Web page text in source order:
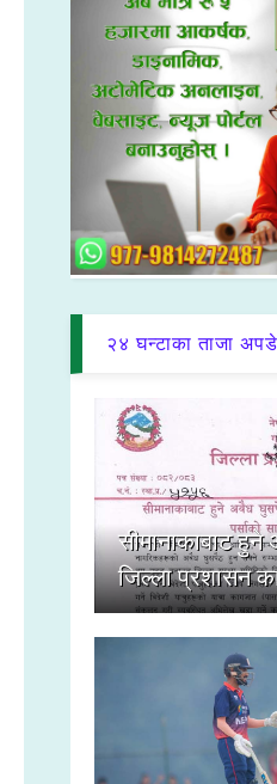
२४ घन्टाका ताजा
सीमानाकाबाट
जिल्ला प्रशासन